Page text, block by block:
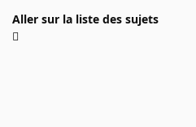
Aller sur la liste des sujets